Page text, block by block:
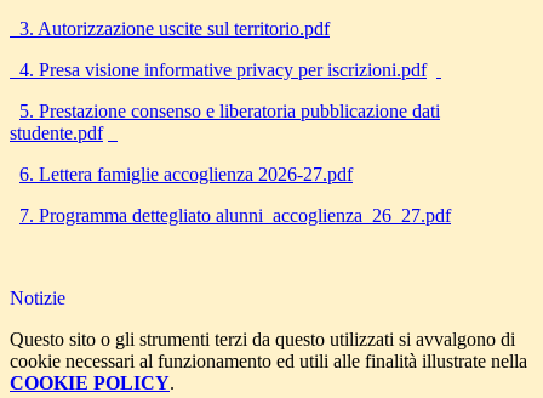
3. Autorizzazione uscite sul territorio.pdf
4. Presa visione informative privacy per iscrizioni.pdf
5. Prestazione consenso e liberatoria pubblicazione dati
studente.pdf
6. Lettera famiglie accoglienza 2026-27.pdf
7. Programma dettegliato alunni_accoglienza_26_27.pdf
Notizie
Questo sito o gli strumenti terzi da questo utilizzati si avvalgono di
cookie necessari al funzionamento ed utili alle finalità illustrate nella
COOKIE POLICY.